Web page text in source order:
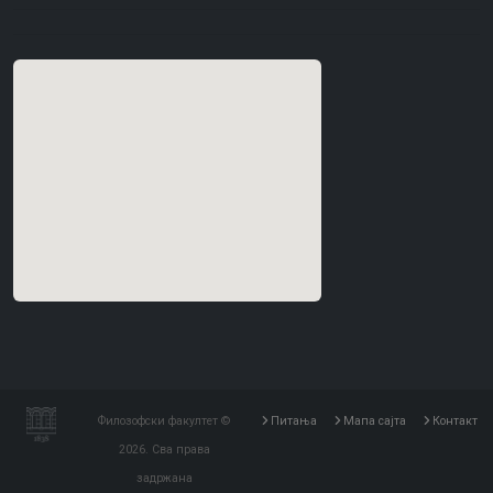
Филозофски факултет ©
2026. Сва права
задржана
Питања Мапа сајта Контакт